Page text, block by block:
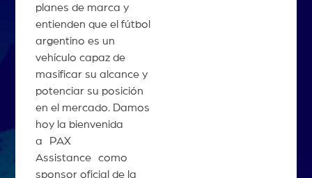
planes de marca y
entienden que el fútbol
argentino es un
vehículo capaz de
masificar su alcance y
potenciar su posición
en el mercado. Damos
hoy la bienvenida
a PAX
Assistance como
sponsor oficial de la